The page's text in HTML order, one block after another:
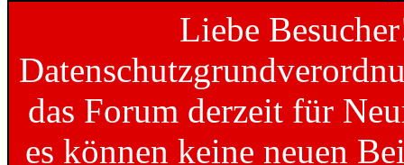
Liebe
das Forum derzeit für
es können keine neuen